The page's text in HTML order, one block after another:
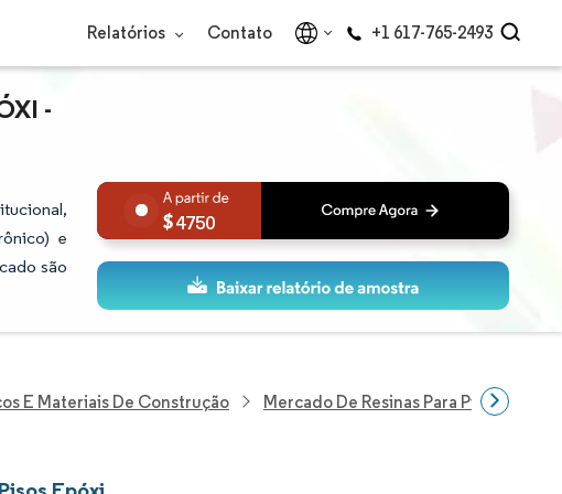
Relatórios Contato +1 617-765-2493
-
e
são
4750
E Materiais De Construção Mercado De Resinas Para Pisos Epóxi